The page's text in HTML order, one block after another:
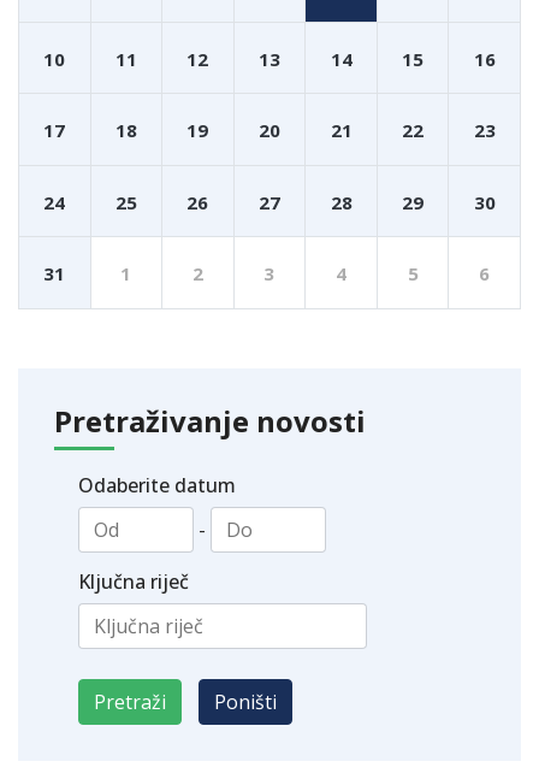
10 11 12 13 14 15 16
17 18 19 20 21 22 23
24 25 26 27 28 29 30
31 1 2 3 4 5 6
Pretraživanje novosti
Odaberite datum
-
Ključna riječ